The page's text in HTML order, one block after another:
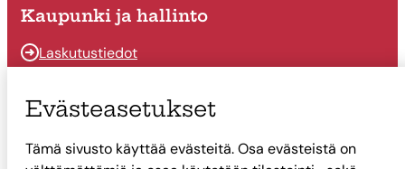
Kaupunki ja hallinto
Laskutustiedot
Päätöksenteko
Talous
Evästeasetukset
Tämä sivusto käyttää evästeitä. Osa evästeistä on